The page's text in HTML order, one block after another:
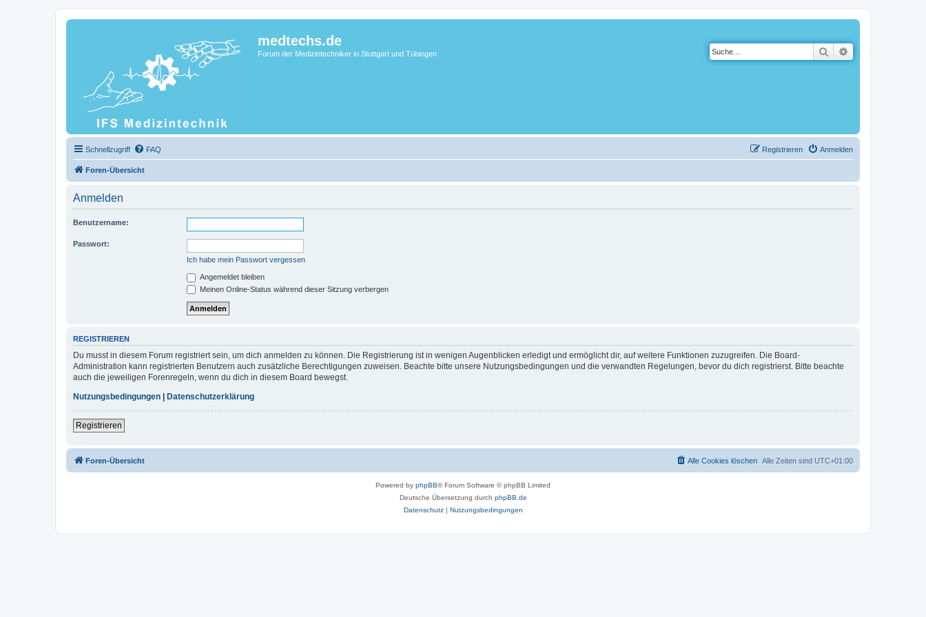
medtechs.de
Forum der Medizintechniker in Stuttgart und Tübingen Suche
Schnellzugriff FAQ Anmelden
Registrieren
Foren-Übersicht
Anmelden
Benutzername:
Passwort:
Ich habe mein Passwort vergessen
Angemeldet bleiben
Meinen Online-Status während dieser Sitzung verbergen
REGISTRIEREN
Du musst in diesem Forum registriert sein, um dich anmelden zu können. Die Registrierung ist in wenigen Augenblicken erledigt und ermöglicht dir, auf weitere Funktionen zuzugreifen. Die Board-
Administration kann registrierten Benutzern auch zusätzliche Berechtigungen zuweisen. Beachte bitte unsere Nutzungsbedingungen und die verwandten Regelungen, bevor du dich registrierst. Bitte beachte
auch die jeweiligen Forenregeln, wenn du dich in diesem Board bewegst.
Nutzungsbedingungen | Datenschutzerklärung
Registrieren
Foren-Übersicht Alle Zeiten sind UTC+01:00
Alle Cookies löschen
Powered by phpBB® Forum Software © phpBB Limited
Deutsche Übersetzung durch phpBB.de
Datenschutz| Nutzungsbedingungen